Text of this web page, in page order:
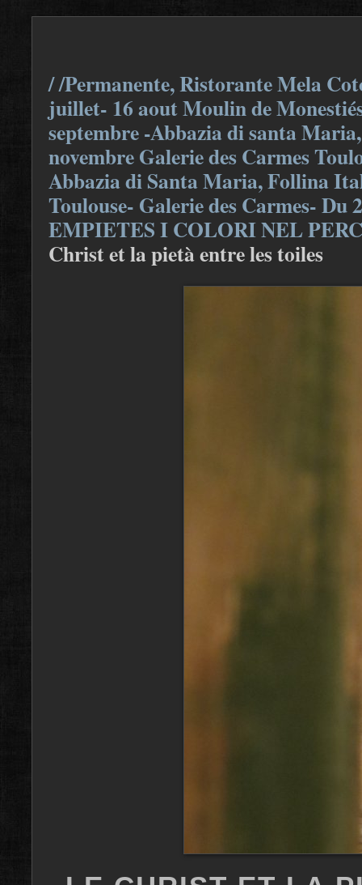
/ /Permanente, Ristorante Mela
juillet- 16 aout Moulin de
septembre -Abbazia di santa
novembre Galerie des Carmes
Abbazia di Santa Maria, Follina
Toulouse- Galerie des Carmes- Du
EMPIETES I COLORI NEL
Christ et la pietà entre les toiles